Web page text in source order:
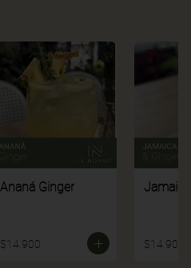
Ananá Ginger
$14.900 $14.900